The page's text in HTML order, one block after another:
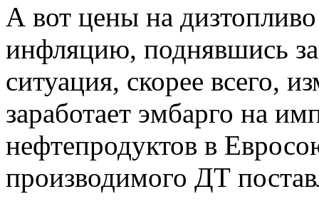
А вот цены на
инфляцию, поднявшись
ситуация, скорее всего,
заработает эмбарго на
нефтепродуктов в
производимого ДТ